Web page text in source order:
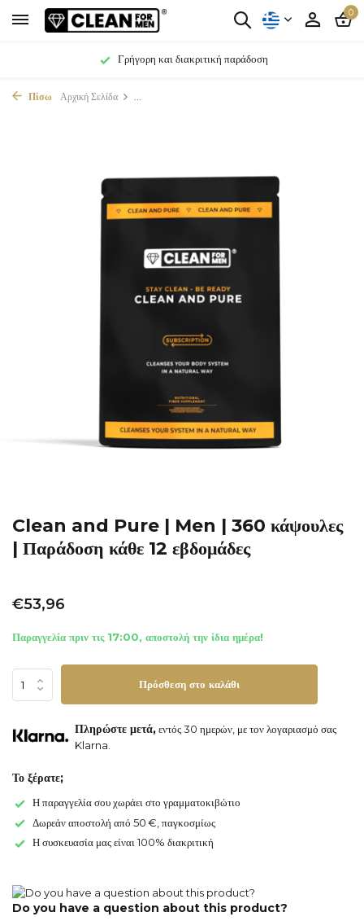
0
Γρήγορη και διακριτική παράδοση
Πίσω Αρχική Σελίδα ...
Clean and Pure | Men | 360 κάψουλες
| Παράδοση κάθε 12 εβδομάδες
€53,96
Παραγγελία πριν τις 17:00, αποστολή την ίδια ημέρα!
Πρόσθεση στο καλάθι
Πληρώστε μετά,εντός 30 ημερών, με τον λογαριασμό σας
Klarna.
Το ξέρατε;
Η παραγγελία σου χωράει στο γραμματοκιβώτιο
Δωρεάν αποστολή από 50 €, παγκοσμίως
Η συσκευασία μας είναι 100% διακριτική
Do you have a question about this product?